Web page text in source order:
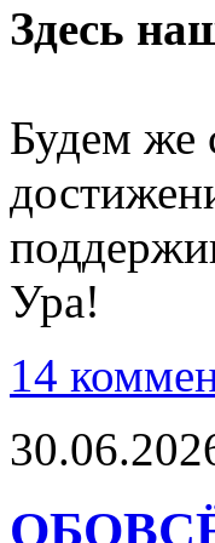
Здесь
Будем же
Ура!
14